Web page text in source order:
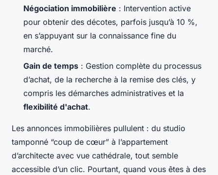
Négociation immobilière : Intervention active
pour obtenir des décotes, parfois jusqu’à 10 %,
en s’appuyant sur la connaissance fine du
marché.
Gain de temps : Gestion complète du processus
d’achat, de la recherche à la remise des clés, y
compris les démarches administratives et la
flexibilité d'achat.
Les annonces immobilières pullulent : du studio
tamponné “coup de cœur” à l’appartement
d’architecte avec vue cathédrale, tout semble
accessible d’un clic. Pourtant, quand vous êtes à des